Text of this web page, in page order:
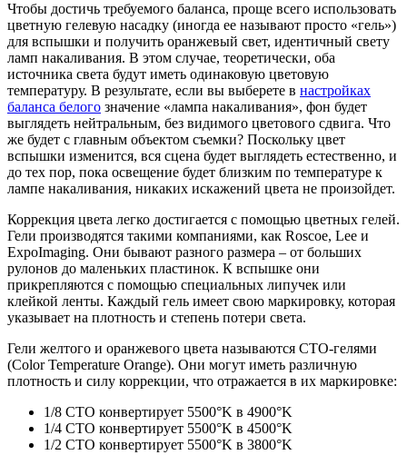
Чтобы достичь требуемого баланса, проще всего использовать
цветную гелевую насадку (иногда ее называют просто «гель»)
для вспышки и получить оранжевый свет, идентичный свету
ламп накаливания. В этом случае, теоретически, оба
источника света будут иметь одинаковую цветовую
температуру. В результате, если вы выберете в настройках
баланса белого значение «лампа накаливания», фон будет
выглядеть нейтральным, без видимого цветового сдвига. Что
же будет с главным объектом съемки? Поскольку цвет
вспышки изменится, вся сцена будет выглядеть естественно, и
до тех пор, пока освещение будет близким по температуре к
лампе накаливания, никаких искажений цвета не произойдет.
Коррекция цвета легко достигается с помощью цветных гелей.
Гели производятся такими компаниями, как Roscoe, Lee и
ExpoImaging. Они бывают разного размера – от больших
рулонов до маленьких пластинок. К вспышке они
прикрепляются с помощью специальных липучек или
клейкой ленты. Каждый гель имеет свою маркировку, которая
указывает на плотность и степень потери света.
Гели желтого и оранжевого цвета называются CTO-гелями
(Color Temperature Orange). Они могут иметь различную
плотность и силу коррекции, что отражается в их маркировке:
1/8 CTO конвертирует 5500°K в 4900°K
1/4 CTO конвертирует 5500°K в 4500°K
1/2 CTO конвертирует 5500°K в 3800°K